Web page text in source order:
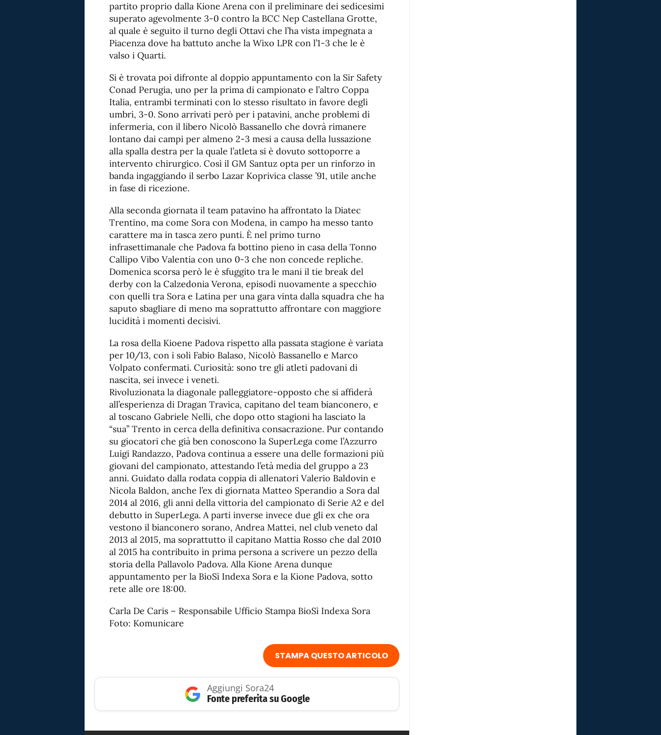
partito proprio dalla Kione Arena con il preliminare dei sedicesimi
superato agevolmente 3-0 contro la BCC Nep Castellana Grotte,
al quale è seguito il turno degli Ottavi che l’ha vista impegnata a
Piacenza dove ha battuto anche la Wixo LPR con l’1-3 che le è
valso i Quarti.
Si è trovata poi difronte al doppio appuntamento con la Sir Safety
Conad Perugia, uno per la prima di campionato e l’altro Coppa
Italia, entrambi terminati con lo stesso risultato in favore degli
umbri, 3-0. Sono arrivati però per i patavini, anche problemi di
infermeria, con il libero Nicolò Bassanello che dovrà rimanere
lontano dai campi per almeno 2-3 mesi a causa della lussazione
alla spalla destra per la quale l’atleta si è dovuto sottoporre a
intervento chirurgico. Così il GM Santuz opta per un rinforzo in
banda ingaggiando il serbo Lazar Koprivica classe ’91, utile anche
in fase di ricezione.
Alla seconda giornata il team patavino ha affrontato la Diatec
Trentino, ma come Sora con Modena, in campo ha messo tanto
carattere ma in tasca zero punti. È nel primo turno
infrasettimanale che Padova fa bottino pieno in casa della Tonno
Callipo Vibo Valentia con uno 0-3 che non concede repliche.
Domenica scorsa però le è sfuggito tra le mani il tie break del
derby con la Calzedonia Verona, episodi nuovamente a specchio
con quelli tra Sora e Latina per una gara vinta dalla squadra che ha
saputo sbagliare di meno ma soprattutto affrontare con maggiore
lucidità i momenti decisivi.
La rosa della Kioene Padova rispetto alla passata stagione è variata
per 10/13, con i soli Fabio Balaso, Nicolò Bassanello e Marco
Volpato confermati. Curiosità: sono tre gli atleti padovani di
nascita, sei invece i veneti.
Rivoluzionata la diagonale palleggiatore-opposto che si affiderà
all’esperienza di Dragan Travica, capitano del team bianconero, e
al toscano Gabriele Nelli, che dopo otto stagioni ha lasciato la
“sua” Trento in cerca della definitiva consacrazione. Pur contando
su giocatori che già ben conoscono la SuperLega come l’Azzurro
Luigi Randazzo, Padova continua a essere una delle formazioni più
giovani del campionato, attestando l’età media del gruppo a 23
anni. Guidato dalla rodata coppia di allenatori Valerio Baldovin e
Nicola Baldon, anche l’ex di giornata Matteo Sperandio a Sora dal
2014 al 2016, gli anni della vittoria del campionato di Serie A2 e del
debutto in SuperLega. A parti inverse invece due gli ex che ora
vestono il bianconero sorano, Andrea Mattei, nel club veneto dal
2013 al 2015, ma soprattutto il capitano Mattia Rosso che dal 2010
al 2015 ha contribuito in prima persona a scrivere un pezzo della
storia della Pallavolo Padova. Alla Kione Arena dunque
appuntamento per la BioSì Indexa Sora e la Kione Padova, sotto
rete alle ore 18:00.
Carla De Caris – Responsabile Ufficio Stampa BioSì Indexa Sora
Foto: Komunicare
STAMPA QUESTO ARTICOLO
Aggiungi Sora24
Fonte preferita su Google